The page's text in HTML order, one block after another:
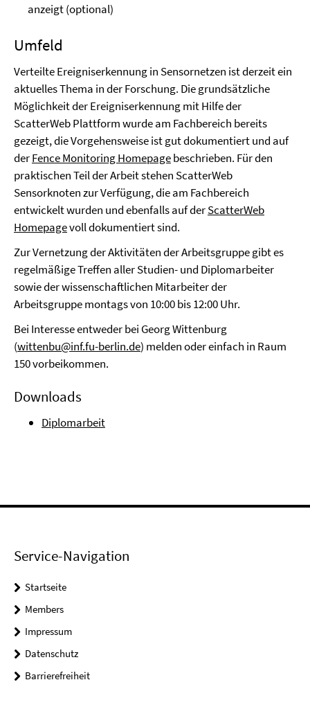
anzeigt (optional)
Umfeld
Verteilte Ereigniserkennung in Sensornetzen ist derzeit ein
aktuelles Thema in der Forschung. Die grundsätzliche
Möglichkeit der Ereigniserkennung mit Hilfe der
ScatterWeb Plattform wurde am Fachbereich bereits
gezeigt, die Vorgehensweise ist gut dokumentiert und auf
derFence Monitoring Homepagebeschrieben. Für den
praktischen Teil der Arbeit stehen ScatterWeb
Sensorknoten zur Verfügung, die am Fachbereich
entwickelt wurden und ebenfalls auf derScatterWeb
Homepagevoll dokumentiert sind.
Zur Vernetzung der Aktivitäten der Arbeitsgruppe gibt es
regelmäßige Treffen aller Studien- und Diplomarbeiter
sowie der wissenschaftlichen Mitarbeiter der
Arbeitsgruppe montags von 10:00 bis 12:00 Uhr.
Bei Interesse entweder bei Georg Wittenburg
(wittenbu@inf.fu-berlin.de) melden oder einfach in Raum
150 vorbeikommen.
Downloads
Diplomarbeit
Service-Navigation
Startseite
Members
Impressum
Datenschutz
Barrierefreiheit